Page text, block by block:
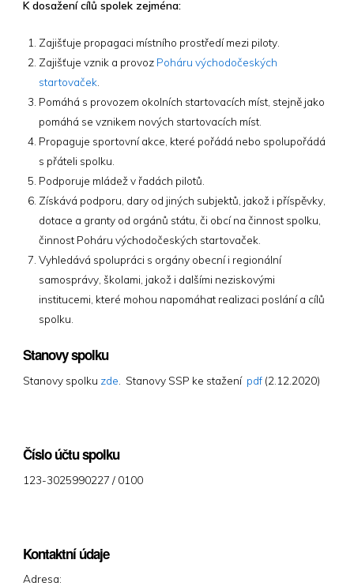
K dosažení cílů spolek zejména:
Zajišťuje propagaci místního prostředí mezi piloty.
Zajišťuje vznik a provoz Poháru východočeských
startovaček
Pomáhá s provozem okolních startovacích míst, stejně jako
pomáhá se vznikem nových startovacích míst.
Propaguje sportovní akce, které pořádá nebo spolupořádá
s přáteli spolku.
Podporuje mládež v řadách pilotů.
Získává podporu, dary od jiných subjektů, jakož i příspěvky,
dotace a granty od orgánů státu, či obcí na činnost spolku,
činnost Poháru východočeských startovaček.
Vyhledává spolupráci s orgány obecní i regionální
samosprávy, školami, jakož i dalšími neziskovými
institucemi, které mohou napomáhat realizaci poslání a cílů
spolku.
Stanovy spolku
Stanovy spolku zde . Stanovy SSP ke stažení pdf(2.12.2020)
Číslo účtu spolku
123-3025990227 / 0100
Kontaktní údaje
Adresa: